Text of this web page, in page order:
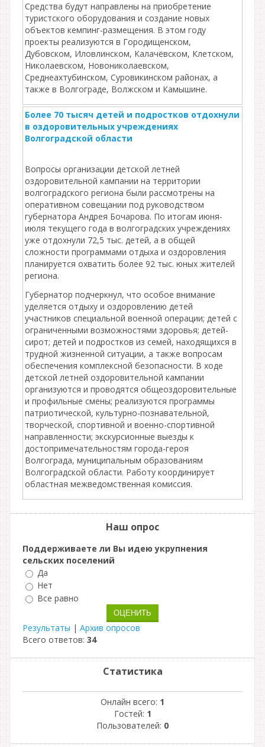
Средства будут направлены на приобретение
туристского оборудования и создание новых
объектов кемпинг‑размещения. В этом году
проекты реализуются в Городищенском,
Дубовском, Иловлинском, Калачёвском, Клетском,
Николаевском, Новониколаевском,
Среднеахтубинском, Суровикинском районах, а
также в Волгограде, Волжском и Камышине.
Более 70 тысяч детей и подростков отдохнули
в оздоровительных учреждениях
Волгоградской области
Вопросы организации детской летней
оздоровительной кампании на территории
волгоградского региона были рассмотрены на
оперативном совещании под руководством
губернатора Андрея Бочарова. По итогам июня-
июля текущего года в волгоградских учреждениях
уже отдохнули 72,5 тыс. детей, а в общей
сложности программами отдыха и оздоровления
планируется охватить более 92 тыс. юных жителей
региона.
Губернатор подчеркнул, что особое внимание
уделяется отдыху и оздоровлению детей
участников специальной военной операции; детей с
ограниченными возможностями здоровья; детей-
сирот; детей и подростков из семей, находящихся в
трудной жизненной ситуации, а также вопросам
обеспечения комплексной безопасности. В ходе
детской летней оздоровительной кампании
организуются и проводятся общеоздоровительные
и профильные смены; реализуются программы
патриотической, культурно-познавательной,
творческой, спортивной и военно-спортивной
направленности; экскурсионные выезды к
достопримечательностям города-героя
Волгограда, муниципальным образованиям
Волгоградской области. Работу координирует
областная межведомственная комиссия.
Наш опрос
Поддерживаете ли Вы идею укрупнения
сельских поселений
Да
Нет
Все равно
Результаты | Архив опросов
Всего ответов: 34
Статистика
Онлайн всего: 1
Гостей: 1
Пользователей: 0